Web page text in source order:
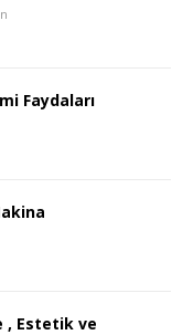
Faydaları
, Estetik ve